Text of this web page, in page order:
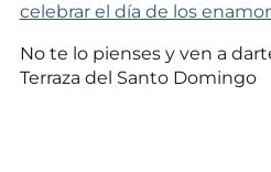
celebrar el día de los
No te lo pienses y ven a
Terraza del Santo Domingo